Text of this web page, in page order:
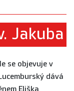
Jakuba
se objevuje v
dává